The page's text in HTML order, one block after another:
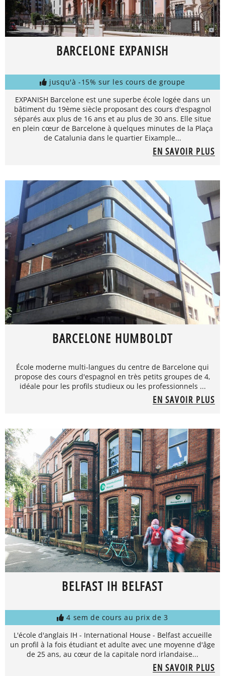
BARCELONE EXPANISH
jusqu'à -15% sur les cours de groupe
EXPANISH Barcelone est une superbe école logée dans un
bâtiment du 19ème siècle proposant des cours d'espagnol
séparés aux plus de 16 ans et au plus de 30 ans. Elle situe
en plein cœur de Barcelone à quelques minutes de la Plaça
de Catalunia dans le quartier Eixample...
EN SAVOIR PLUS
BARCELONE HUMBOLDT
École moderne multi-langues du centre de Barcelone qui
propose des cours d'espagnol en très petits groupes de 4,
idéale pour les profils studieux ou les professionnels ...
EN SAVOIR PLUS
BELFAST IH BELFAST
4 sem de cours au prix de 3
L'école d'anglais IH - International House - Belfast accueille
un profil à la fois étudiant et adulte avec une moyenne d'âge
de 25 ans, au cœur de la capitale nord irlandaise...
EN SAVOIR PLUS